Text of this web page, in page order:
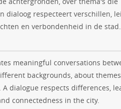
dialoog respecteert verschillen,
en verbondenheid in de stad.
meaningful conversations
backgrounds, about themes
dialogue respects differences,
connectedness in the city.